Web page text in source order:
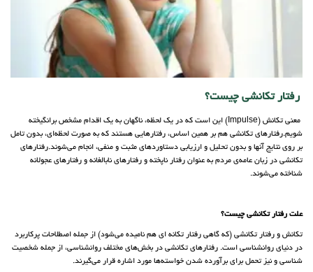
رفتار تکانشی چیست؟
معنی تکانش (Impulse) این است که در یک لحظه، ناگهان به یک اقدام مشخص برانگیخته
شویم.رفتارهای تکانشی هم بر همین اساس، رفتارهایی هستند که به صورت لحظه‌ای، بدون تامل
بر روی نتایج آنها و بدون تحلیل و ارزیابی دستاوردهای مثبت و منفی، انجام می‌شوند.رفتارهای
تکانشی در زبان عامه‌ی مردم به عنوان رفتار ناپخته و رفتارهای نابالغانه و رفتارهای عجولانه
شناخته می‌شوند.
علت رفتار تکانشی چیست؟
تکانش و رفتار تکانشی (که گاهی رفتار تکانه ای هم نامیده می‌شود) از جمله اصطلاحات پرکاربرد
در دنیای روانشناسی است. رفتارهای تکانشی در بخش‌های مختلف روانشناسی، از جمله شخصیت
شناسی و نیز تحمل برای برآورده شدن خواسته‌ها مورد اشاره قرار می‌گیرند.